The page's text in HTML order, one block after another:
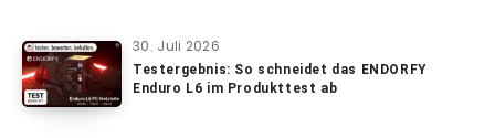
30. Juli 2026
Testergebnis: So schneidet das ENDORFY
Enduro L6 im Produkttest ab